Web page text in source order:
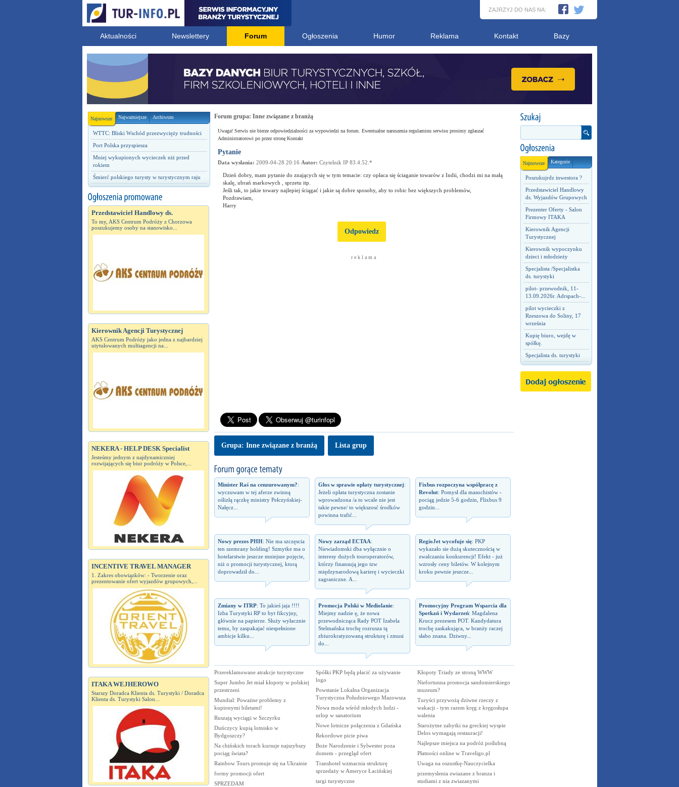
ZAJRZYJ DO NAS NA:
Aktualności Newslettery Forum Ogłoszenia Humor Reklama Kontakt Bazy
Najnowsze Najważniejsze Archiwum
WTTC: Bliski Wschód przezwycięży trudności
Port Polska przyspiesza
Mniej wykupionych wycieczek niż przed
rokiem
Śmierć polskiego turysty w turystycznym raju
Przedstawiciel Handlowy ds.
To my, AKS Centrum Podróży z Chorzowa
poszukujemy osoby na stanowisko...
Kierownik Agencji Turystycznej
AKS Centrum Podróży jako jedna z najbardziej
utytułowanych multiagencji na...
NEKERA - HELP DESK Specialist
Jesteśmy jednym z najdynamiczniej
rozwijających się biur podróży w Polsce,...
INCENTIVE TRAVEL MANAGER
1. Zakres obowiązków: - Tworzenie oraz
prezentowanie ofert wyjazdów grupowych,...
ITAKA WEJHEROWO
Starszy Doradca Klienta ds. Turystyki / Doradca
Klienta ds. Turystyki Salon...
Najnowsze Kategorie
Poszukujrdz inwestora ?
Przedstawiciel Handlowy
ds. Wyjazdów Grupowych
Prezenter Oferty - Salon
Firmowy ITAKA
Kierownik Agencji
Turystycznej
Kierownik wypoczynku
dzieci i młodzieży
Specjalista /Specjalistka
ds. turystyki
pilot- przewodnik, 11-
13.09.2026r. Adrspach-...
pilot wycieczki z
Rzeszowa do Soliny, 17
września
Kupię biuro, wejdę w
spółkę.
Specjalista ds. turystyki
Forum grupa: Inne związane z branżą
Uwaga! Serwis nie bierze odpowiedzialności za wypowiedzi na forum. Ewentualne naruszenia regulaminu serwisu prosimy zgłaszać
Administratorowi po przez stronę Kontakt
Pytanie
Data wysłania: 2009-04-28 20:16 Autor: Czytelnik IP 83.4.52.*
Dzień dobry, mam pytanie do znających się w tym temacie: czy opłaca się ściaganie towarów z Indii, chodzi mi na małą
skalę, ubrań markowych , sprzetu itp.
Jeśli tak, to jakie towary najlepiej ściągać i jakie są dobre sposoby, aby to robic bez większych problemów,
Pozdrawiam,
Harry
Odpowiedz
r e k l a m a
Grupa: Inne związane z branżą Lista grup
Minister Raś na cenzurowanym?:
wyczuwam w tej aferze zwinną
oślizłą rączkę ministry Pełczyńskiej-
Nałęcz...
Głos w sprawie opłaty turystycznej:
Jeżeli opłata turystyczna zostanie
wprowadzona /a to wcale nie jest
takie pewne/ to większosć środków
powinna trafić...
Fixbus rozpoczyna współpracę z
Revolut: Pomysł dla masochistów -
pociąg jedzie 5-6 godzin, Flixbus 9
godzin...
Nowy prezes PHH: Nie ma szczęscia
ten szemrany holding! Szmytke ma o
hotelarstwie jeszcze mniejsze pojęcie,
niż o promocji turystycznej, ktorą
doprowadził do...
Nowy zarząd ECTAA:
Niewiadomski dba wyłącznie o
interesy dużych touroperatorów,
którzy finansują jego tzw
międzynarodową karierę i wycieczki
zagraniczne. A...
RegioJet wycofuje się: PKP
wykazało sie dużą skutecznością w
zwalczaniu konkurencji! Efekt - już
wzrosły ceny biletów. W kolejnym
kroku pewnie jeszcze...
Zmiany w ITRP: To jakieś jaja !!!!
Izba Turystyki RP to byt fikcyjny,
głównie na papierze. Służy wyłacznie
temu, by zaspakajać niespełnione
ambicje kilku...
Promocja Polski w Mediolanie:
Miejmy nadzie ę, że nowa
przewodnicząca Rady POT Izabela
Stelmańska trochę rozrusza tą
zbiurokratyzowaną strukturę i zmusi
do...
Promocyjny Program Wsparcia dla
Spotkań i Wydarzeń: Magdalena
Krucz prezesem POT. Kandydatura
trochę zaskakująca, w branży raczej
słabo znana. Dziwny...
Przereklamowane atrakcje turystyczne
Super Jumbo Jet miał kłopoty w polskiej
przestrzeni
Mundial: Poważne problemy z
kupionymi biletami!
Ruszają wyciągi w Szczyrku
Duńczycy kupią lotnisko w
Bydgoszczy?
Na chińskich torach kursuje najszybszy
pociąg świata?
Rainbow Tours promuje się na Ukrainie
formy promocji ofert
SPRZEDAM
Spółki PKP będą płacić za używanie
logo
Powstanie Lokalna Organizacja
Turystyczna Południowego Mazowsza
Nowa moda wśród młodych ludzi -
urlop w sanatorium
Nowe lotnicze połączenia z Gdańska
Rekordowe picie piwa
Boże Narodzenie i Sylwester poza
domem - przegląd ofert
Transhotel wzmacnia strukturę
sprzedaży w Ameryce Łacińskiej
targi turystyczne
Kłopoty Triady ze stroną WWW
Niefortunna promocja sandomierskiego
muzeum?
Turyści przywożą dziwne rzeczy z
wakacji - tym razem kręg z kręgosłupa
walenia
Starożytne zabytki na greckiej wyspie
Delos wymagają restauracji!
Najlepsze miejsca na podróż poślubną
Płatności online w Traveligo.pl
Uwaga na oszustkę-Nauczycielka
przemyslenia zwiazane z branza i
studiami z nia zwiazanymi